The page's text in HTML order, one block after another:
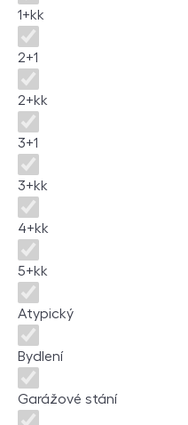
1+kk
2+1
2+kk
3+1
3+kk
4+kk
5+kk
Atypický
Bydlení
Garážové stání